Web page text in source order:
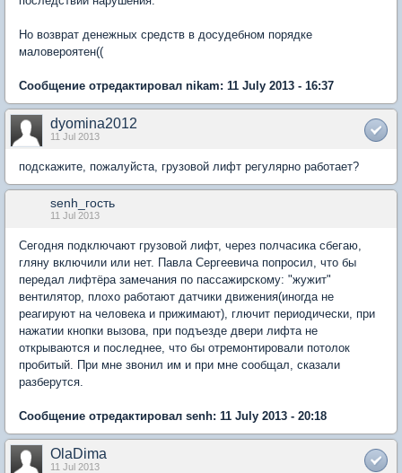
Но возврат денежных средств в досудебном порядке
маловероятен((
Сообщение отредактировал nikam: 11 July 2013 - 16:37
dyomina2012
11 Jul 2013
подскажите, пожалуйста, грузовой лифт регулярно работает?
senh_гость
11 Jul 2013
Сегодня подключают грузовой лифт, через полчасика сбегаю,
гляну включили или нет. Павла Сергеевича попросил, что бы
передал лифтёра замечания по пассажирскому: "жужит"
вентилятор, плохо работают датчики движения(иногда не
реагируют на человека и прижимают), глючит периодически, при
нажатии кнопки вызова, при подъезде двери лифта не
открываются и последнее, что бы отремонтировали потолок
пробитый. При мне звонил им и при мне сообщал, сказали
разберутся.
Сообщение отредактировал senh: 11 July 2013 - 20:18
OlaDima
11 Jul 2013